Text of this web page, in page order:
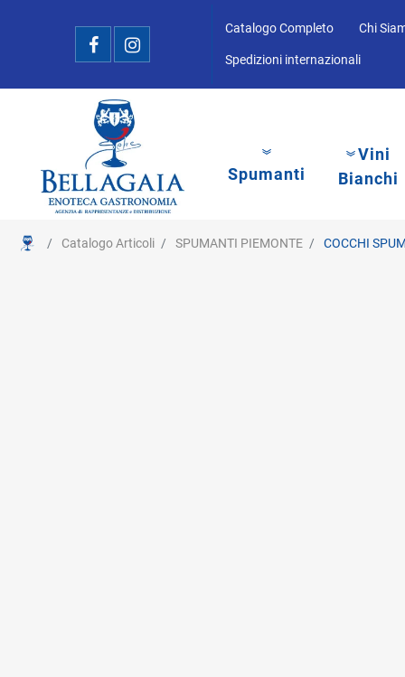
Catalogo Completo Chi
Spedizioni internazionali
Spumanti
Vini
Bianchi
Catalogo Articoli SPUMANTI PIEMONTE COCCHI